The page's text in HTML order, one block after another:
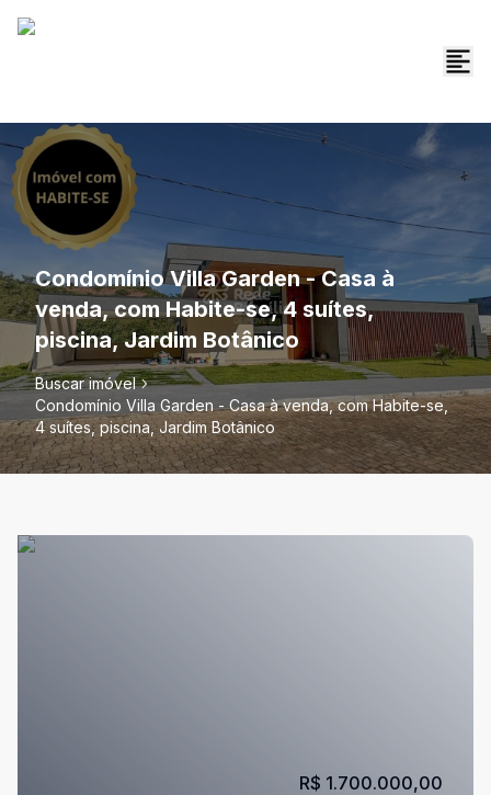
Condomínio Villa Garden - Casa à
venda, com Habite-se, 4 suítes,
piscina, Jardim Botânico
Buscar imóvel
Condomínio Villa Garden - Casa à venda, com Habite-se,
4 suítes, piscina, Jardim Botânico
R$ 1.700.000,00